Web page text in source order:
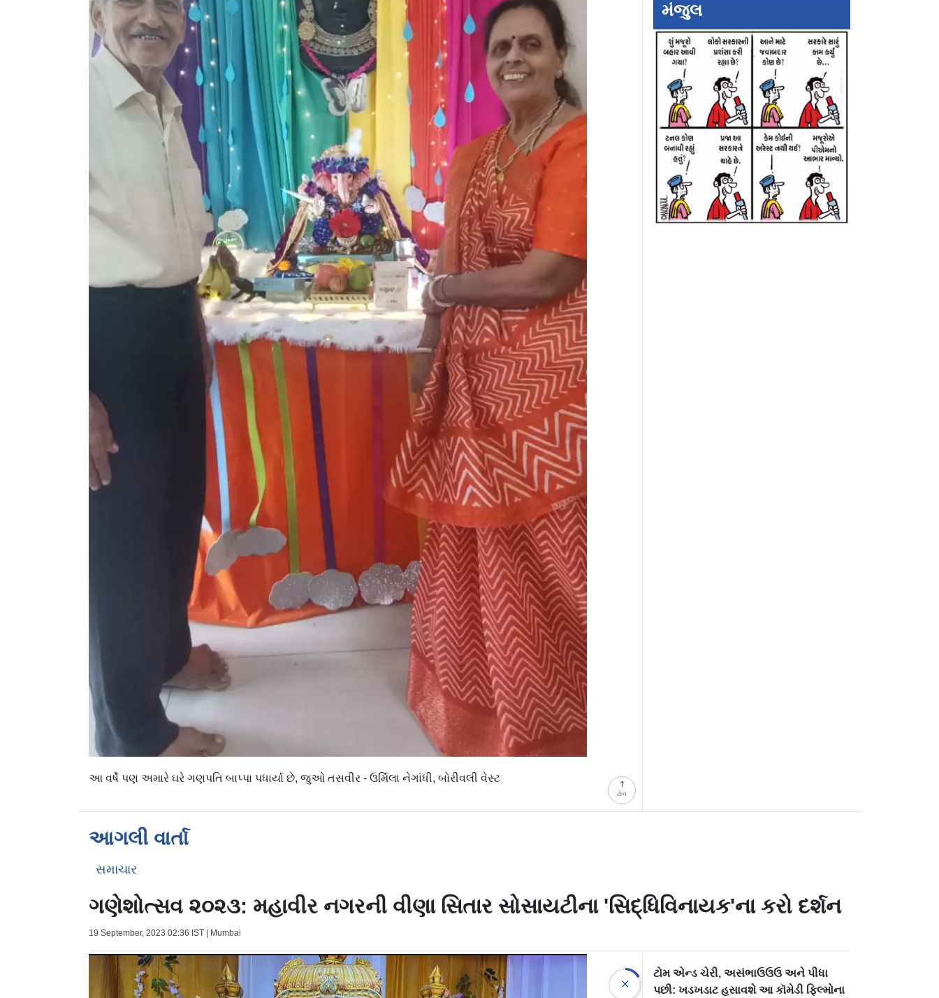
ટોચ
આ વર્ષે પણ અમારે ઘરે ગણપતિ બાપ્પા પધાર્યા છે, જુઓ તસવીર - ઉર્મિલા નેગાંધી, બોરીવલી વેસ્ટ
મંજુલ
આગલી વાર્તા
સમાચાર
ગણેશોત્સવ ૨૦૨૩: મહાવીર નગરની વીણા સિતાર સોસાયટીના 'સિદ્ધિવિનાયક'ના કરો દર્શન
19 September, 2023 02:36 IST | Mumbai
ટોમ એન્ડ ચેરી, અસંભાઉઉઉ અને પીધા
પછી: ખડખડાટ હસાવશે આ કૉમેડી ફિલ્મોના